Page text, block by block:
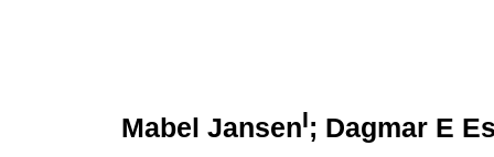
Mabel JansenI; Dagmar E